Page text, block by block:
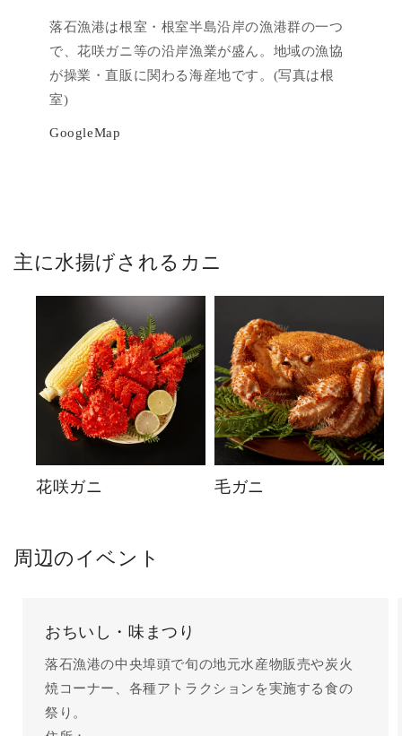
落石漁港は根室・根室半島沿岸の漁港群の一つ
で、花咲ガニ等の沿岸漁業が盛ん。地域の漁協
が操業・直販に関わる海産地です。(写真は根
室)
GoogleMap
主に水揚げされるカニ
花咲ガニ 毛ガニ
周辺のイベント
おちいし・味まつり
落石漁港の中央埠頭で旬の地元水産物販売や炭火
焼コーナー、各種アトラクションを実施する食の
祭り。